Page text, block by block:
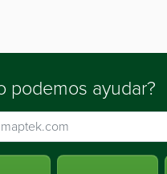
podemos ayudar?